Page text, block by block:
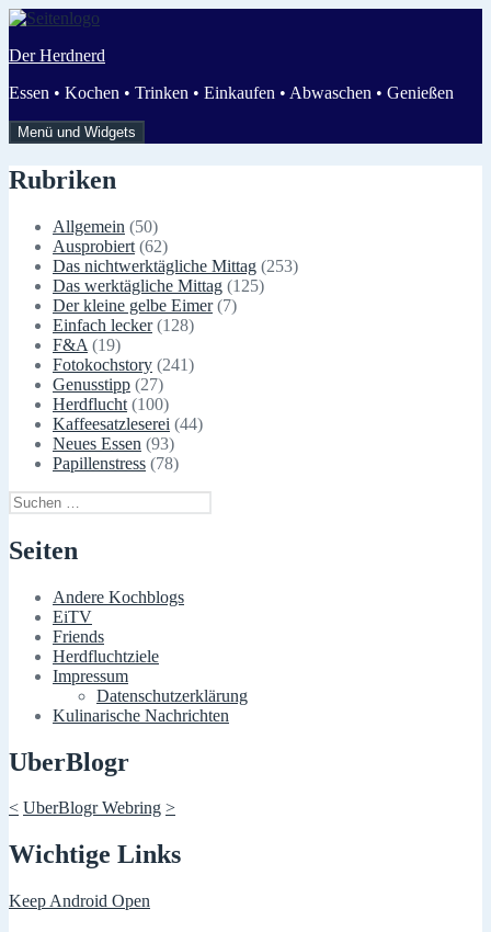
Zum
springen
Der Herdnerd
Essen • Kochen • Trinken • Einkaufen • Abwaschen • Genießen
Menü und Widgets
Rubriken
Allgemein (50)
Ausprobiert (62)
Das nichtwerktägliche Mittag (253)
Das werktägliche Mittag (125)
Der kleine gelbe Eimer(7)
Einfach lecker(128)
F&A (19)
Fotokochstory (241)
Genusstipp (27)
Herdflucht (100)
Kaffeesatzleserei (44)
Neues Essen (93)
Papillenstress (78)
Suchen
nach:
Seiten
Andere Kochblogs
EiTV
Friends
Herdfluchtziele
Impressum
Datenschutzerklärung
Kulinarische Nachrichten
UberBlogr
< UberBlogr Webring >
Wichtige Links
Keep Android Open